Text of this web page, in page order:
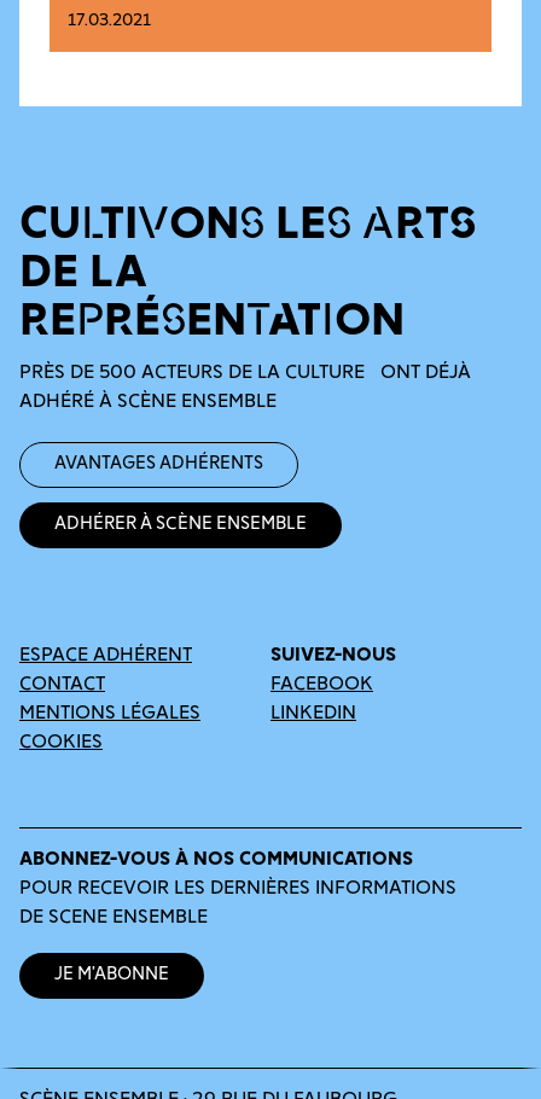
17.03.2021
CULTIVONS LES ARTS
DE LA
REPRÉSENTATION
PRÈS DE 500 ACTEURS DE LA CULTURE ONT DÉJÀ
ADHÉRÉ À SCÈNE ENSEMBLE
Avantages adhérents
Adhérer à Scène Ensemble
ESPACE ADHÉRENT
CONTACT
MENTIONS LÉGALES
COOKIES
SUIVEZ-NOUS
FACEBOOK
LINKEDIN
ABONNEZ-VOUS À NOS COMMUNICATIONS
POUR RECEVOIR LES DERNIÈRES INFORMATIONS
DE SCENE ENSEMBLE
Je m’abonne